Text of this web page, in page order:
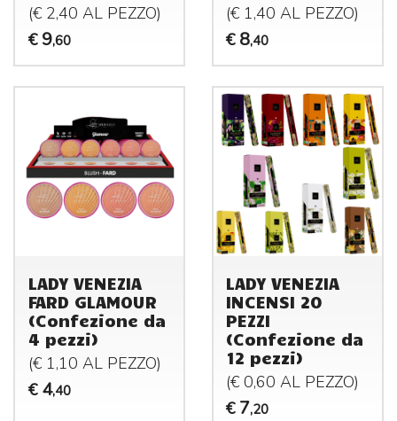
(€ 2,40 AL PEZZO)
€ 9,60
(€ 1,40 AL PEZZO)
€ 8,40
LADY VENEZIA
FARD GLAMOUR
(Confezione da
4 pezzi)
(€ 1,10 AL PEZZO)
€ 4,40
LADY VENEZIA
INCENSI 20
PEZZI
(Confezione da
12 pezzi)
(€ 0,60 AL PEZZO)
€ 7,20